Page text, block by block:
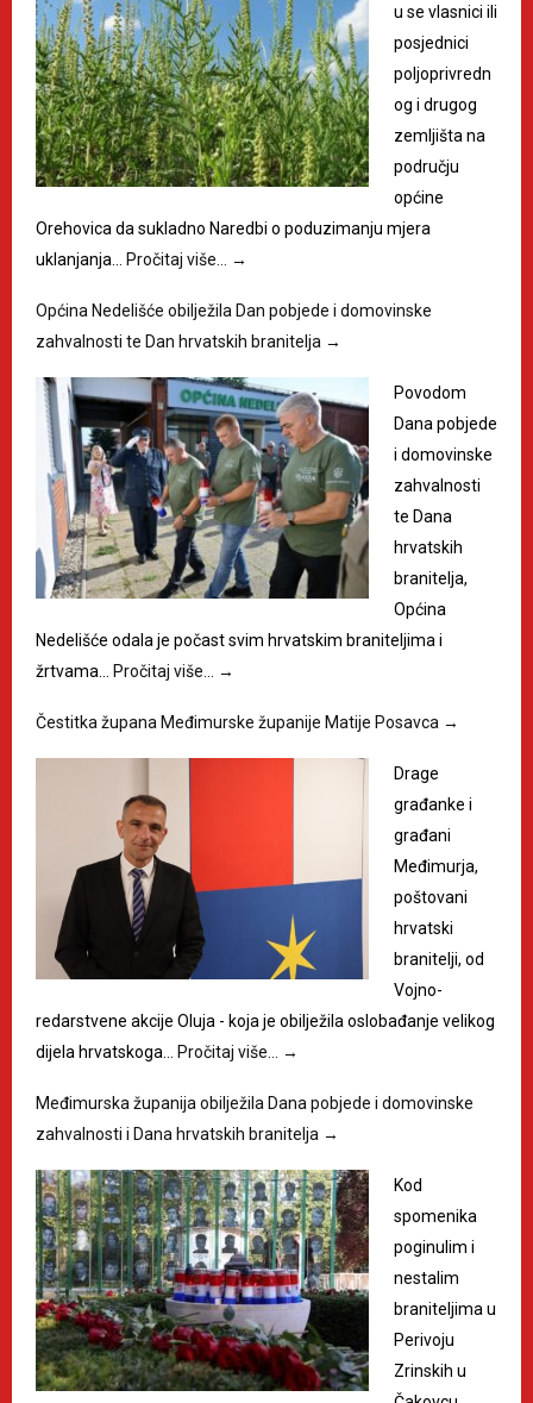
u se vlasnici ili
posjednici
poljoprivredn
og i drugog
zemljišta na
području
općine
Orehovica da sukladno Naredbi o poduzimanju mjera
uklanjanja…
Pročitaj više… →
Općina Nedelišće obilježila Dan pobjede i domovinske
zahvalnosti te Dan hrvatskih branitelja →
Povodom
Dana pobjede
i domovinske
zahvalnosti
te Dana
hrvatskih
branitelja,
Općina
Nedelišće odala je počast svim hrvatskim braniteljima i
žrtvama…
Pročitaj više… →
Čestitka župana Međimurske županije Matije Posavca →
Drage
građanke i
građani
Međimurja,
poštovani
hrvatski
branitelji, od
Vojno-
redarstvene akcije Oluja - koja je obilježila oslobađanje velikog
dijela hrvatskoga…
Pročitaj više… →
Međimurska županija obilježila Dana pobjede i domovinske
zahvalnosti i Dana hrvatskih branitelja →
Kod
spomenika
poginulim i
nestalim
braniteljima u
Perivoju
Zrinskih u